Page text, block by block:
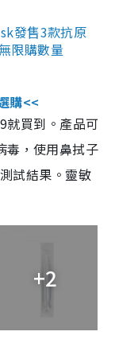
發售3款抗原
限購數量
購<<
就買到。產品可
，使用鼻拭子
試結果。靈敏
+2